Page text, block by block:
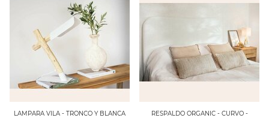
LAMPARA VILA - TRONCO Y BLANCA
RESPALDO ORGANIC - CURVO -